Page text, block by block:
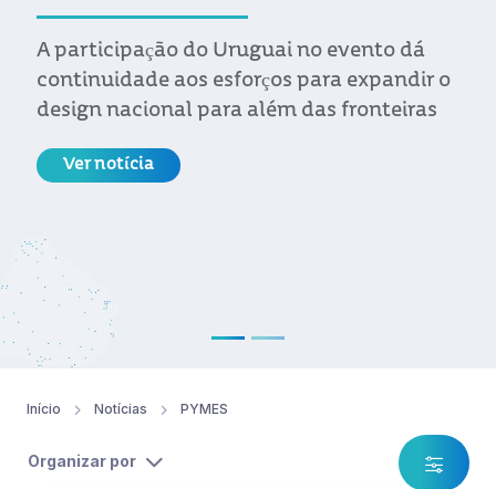
A participação do Uruguai no evento dá
continuidade aos esforços para expandir o
design nacional para além das fronteiras
Ver notícia
Início Notícias PYMES
Organizar por